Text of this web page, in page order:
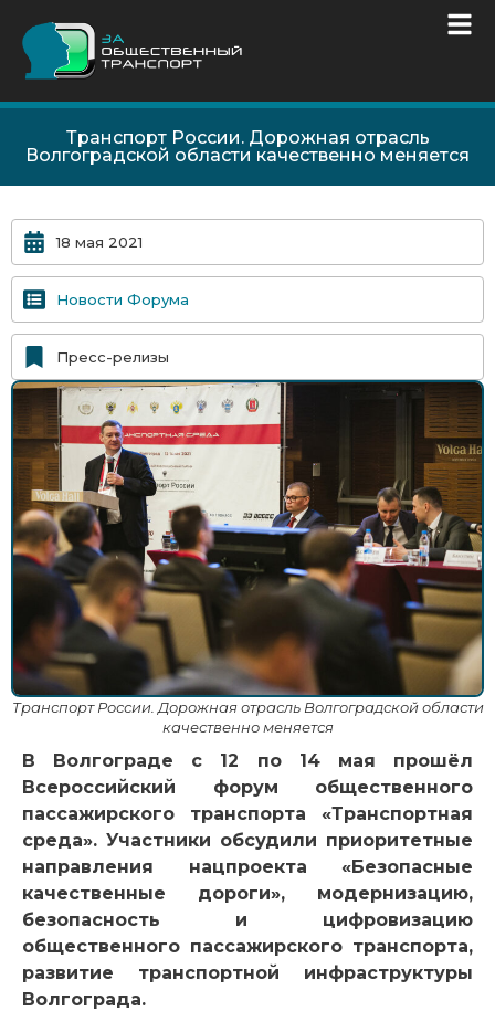
Транспорт России. Дорожная отрасль
Волгоградской области качественно меняется
18 мая 2021
Новости Форума
Пресс-релизы
Транспорт России. Дорожная отрасль Волгоградской области
качественно меняется
В Волгограде с 12 по 14 мая прошёл
Всероссийский форум общественного
пассажирского транспорта «Транспортная
среда». Участники обсудили приоритетные
направления нацпроекта «Безопасные
качественные дороги», модернизацию,
безопасность и цифровизацию
общественного пассажирского транспорта,
развитие транспортной инфраструктуры
Волгограда.